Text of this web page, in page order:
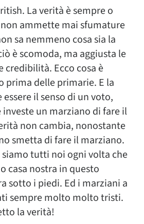
La verità è sempre o
ammette mai sfumature
sa nemmeno cosa sia la
è scomoda, ma aggiusta le
credibilità. Ecco cosa è
prima delle primarie. E la
il senso di un voto,
un marziano di fare il
non cambia, nonostante
smetta di fare il marziano.
tutti noi ogni volta che
casa nostra in questo
sotto i piedi. Ed i marziani a
sempre molto molto tristi.
la verità!